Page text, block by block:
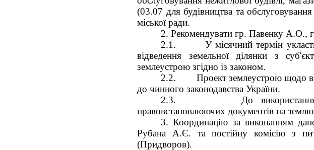
(03.07 для будівництва та обслуговування
міської ради.
2. Рекомендувати гр. Павенку
2.1.
У місячний термін
відведення земельної ділянки з
землеустрою згідно із законом.
2.2.
Проект землеустрою щодо
до чинного законодавства України.
2.3.
До
правовстановлюючих документів на
3. Координацію за виконанням
Рубана А.Є. та постійну комісію з
(Придворов).